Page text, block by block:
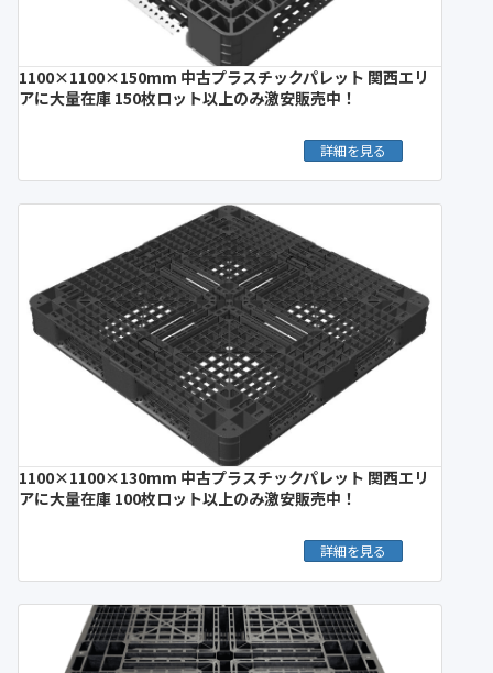
1100×1100×150mm 中古プラスチックパレット 関西エリ
アに大量在庫 150枚ロット以上のみ激安販売中！
詳細を見る
1100×1100×130mm 中古プラスチックパレット 関西エリ
アに大量在庫 100枚ロット以上のみ激安販売中！
詳細を見る